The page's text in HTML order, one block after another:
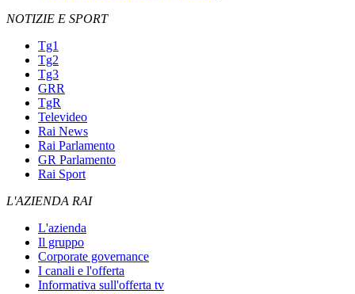
NOTIZIE E SPORT
Tg1
Tg2
Tg3
GRR
TgR
Televideo
Rai News
Rai Parlamento
GR Parlamento
Rai Sport
L'AZIENDA RAI
L'azienda
Il gruppo
Corporate governance
I canali e l'offerta
Informativa sull'offerta tv